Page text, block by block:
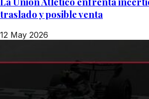
traslado y posible venta
12 May 2026